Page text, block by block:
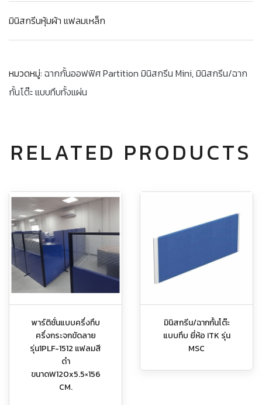
มินิสกรีนหุ้มผ้า แฟลมเหล็ก
หมวดหมู่: ฉากกั้นออฟฟิศ Partition มินิสกรีน Mini,มินิสกรีน/ฉาก
กั้นโต๊ะ แบบทึบทั้งแผ่น
RELATED PRODUCTS
พาร์ติชั่นแบบครึ่งทึบ
ครึ่งกระจกขัดลาย
รุ่น1PLF-1512 แฟลมสี
ดำ
ขนาดW120x5.5×156
CM.
มินิสกรีน/ฉากกั้นโต๊ะ
แบบทึบ ยี่ห้อ ITK รุ่น
MSC